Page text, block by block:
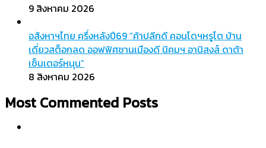
9 สิงหาคม 2026
อสังหาฯไทย ครึ่งหลังปี69 “ค้าปลีกดี คอนโดฯหรูโต บ้าน
เดี่ยวสต็อกลด ออฟฟิศชานเมืองดี นิคมฯ อานิสงส์ ดาต้า
เซ็นเตอร์หนุน”
8 สิงหาคม 2026
Most Commented Posts